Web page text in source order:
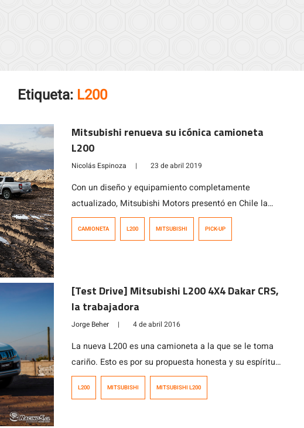
Etiqueta: L200
Mitsubishi renueva su icónica camioneta
L200
Nicolás Espinoza | 23 de abril 2019
Con un diseño y equipamiento completamente
actualizado, Mitsubishi Motors presentó en Chile la
nueva versión 2019 de su camioneta L200, modelo que
CAMIONETA L200 MITSUBISHI PICK-UP
[Test Drive] Mitsubishi L200 4X4 Dakar CRS,
la trabajadora
Jorge Beher | 4 de abril 2016
La nueva L200 es una camioneta a la que se le toma
cariño. Esto es por su propuesta honesta y su espíritu
algo más rudo que sus rivales. Una camioneta fiel y
L200 MITSUBISHI MITSUBISHI L200